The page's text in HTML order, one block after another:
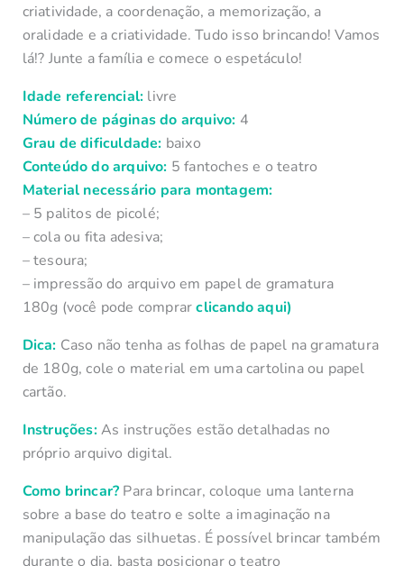
criatividade, a coordenação, a memorização, a
oralidade e a criatividade. Tudo isso brincando! Vamos
lá!? Junte a família e comece o espetáculo!
Idade referencial: livre
Número de páginas do arquivo: 4
Grau de dificuldade: baixo
Conteúdo do arquivo: 5 fantoches e o teatro
Material necessário para montagem:
– 5 palitos de picolé;
– cola ou fita adesiva;
– tesoura;
– impressão do arquivo em papel de gramatura
180g (você pode comprarclicando aqui)
Dica: Caso não tenha as folhas de papel na gramatura
de 180g, cole o material em uma cartolina ou papel
cartão.
Instruções:As instruções estão detalhadas no
próprio arquivo digital.
Como brincar? Para brincar, coloque uma lanterna
sobre a base do teatro e solte a imaginação na
manipulação das silhuetas. É possível brincar também
durante o dia, basta posicionar o teatro